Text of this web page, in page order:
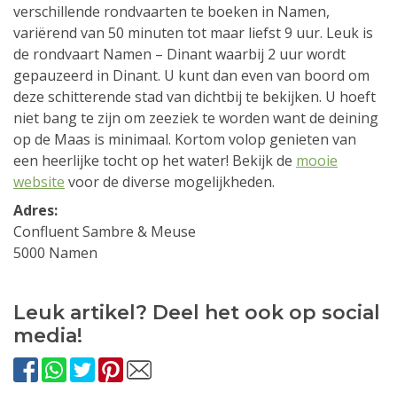
verschillende rondvaarten te boeken in Namen,
variërend van 50 minuten tot maar liefst 9 uur. Leuk is
de rondvaart Namen – Dinant waarbij 2 uur wordt
gepauzeerd in Dinant. U kunt dan even van boord om
deze schitterende stad van dichtbij te bekijken. U hoeft
niet bang te zijn om zeeziek te worden want de deining
op de Maas is minimaal. Kortom volop genieten van
een heerlijke tocht op het water! Bekijk de mooie
website voor de diverse mogelijkheden.
Adres:
Confluent Sambre & Meuse
5000 Namen
Leuk artikel? Deel het ook op social
media!